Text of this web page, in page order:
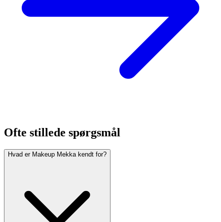
Ofte stillede spørgsmål
Hvad er Makeup Mekka kendt for?